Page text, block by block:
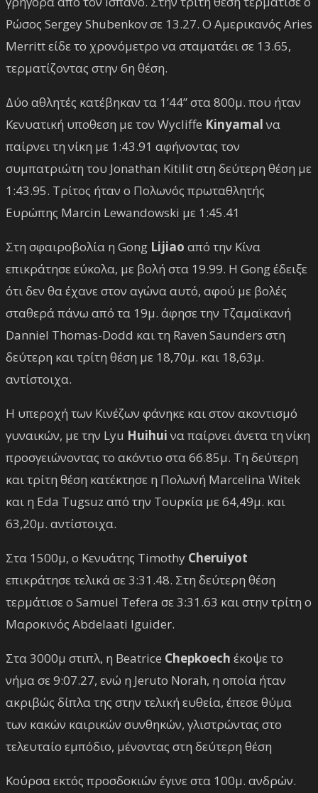
Ρώσος Sergey Shubenkov σε 13.27. Ο Αμερικανός Aries
Merritt είδε το χρονόμετρο να σταματάει σε 13.65,
τερματίζοντας στην 6η θέση.
Δύο αθλητές κατέβηκαν τα 1’44” στα 800μ. που ήταν
Κενυατική υποθεση με τον Wycliffe Kinyamalνα
παίρνει τη νίκη με 1:43.91 αφήνοντας τον
συμπατριώτη του Jonathan Kitilit στη δεύτερη θέση με
1:43.95. Τρίτος ήταν ο Πολωνός πρωταθλητής
Ευρώπης Marcin Lewandowski με 1:45.41
Στη σφαιροβολία η Gong Lijiao από την Κίνα
επικράτησε εύκολα, με βολή στα 19.99. Η Gong έδειξε
ότι δεν θα έχανε στον αγώνα αυτό, αφού με βολές
σταθερά πάνω από τα 19μ. άφησε την Τζαμαϊκανή
Danniel Thomas-Dodd και τη Raven Saunders στη
δεύτερη και τρίτη θέση με 18,70μ. και 18,63μ.
αντίστοιχα.
Η υπεροχή των Κινέζων φάνηκε και στον ακοντισμό
γυναικών, με την Lyu Huihuiνα παίρνει άνετα τη νίκη
προσγειώνοντας το ακόντιο στα 66.85μ. Τη δεύτερη
και τρίτη θέση κατέκτησε η Πολωνή Marcelina Witek
και η Eda Tugsuz από την Τουρκία με 64,49μ. και
63,20μ. αντίστοιχα.
Στα 1500μ, ο Κενυάτης Timothy Cheruiyot
επικράτησε τελικά σε 3:31.48. Στη δεύτερη θέση
τερμάτισε ο Samuel Tefera σε 3:31.63 και στην τρίτη ο
Μαροκινός Abdelaati Iguider.
Στα 3000μ στιπλ, η Beatrice Chepkoech έκοψε το
νήμα σε 9:07.27, ενώ η Jeruto Norah, η οποία ήταν
ακριβώς δίπλα της στην τελική ευθεία, έπεσε θύμα
των κακών καιρικών συνθηκών, γλιστρώντας στο
τελευταίο εμπόδιο, μένοντας στη δεύτερη θέση
Κούρσα εκτός προσδοκιών έγινε στα 100μ. ανδρών.